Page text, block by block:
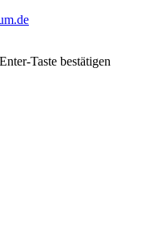
Taste bestätigen